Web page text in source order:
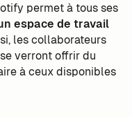
permet à tous ses
espace de travail
les collaborateurs
verront offrir du
à ceux disponibles